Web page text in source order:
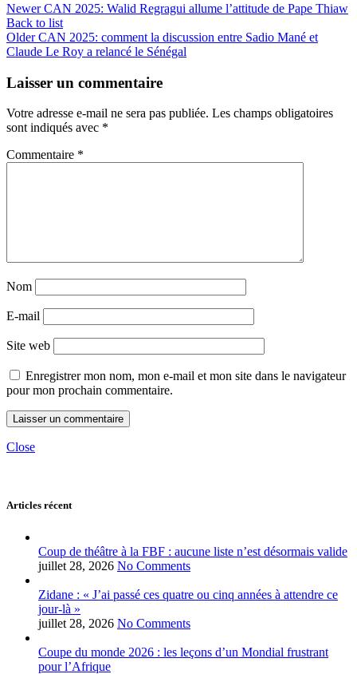
Newer CAN 2025: Walid Regragui allume l’attitude de Pape Thiaw
Back to list
Older CAN 2025: comment la discussion entre Sadio Mané et
Claude Le Roy a relancé le Sénégal
Laisser un commentaire
Votre adresse e-mail ne sera pas publiée. Les champs obligatoires
sont indiqués avec *
Commentaire *
Nom
E-mail
Site web
Enregistrer mon nom, mon e-mail et mon site dans le navigateur
pour mon prochain commentaire.
Close
Articles récent
Coup de théâtre à la FBF : aucune liste n’est désormais valide
juillet 28, 2026 No Comments
Zidane : « J’ai passé ces quatre ou cinq années à attendre ce
jour-là »
juillet 28, 2026 No Comments
Coupe du monde 2026 : les leçons d’un Mondial frustrant
pour l’Afrique